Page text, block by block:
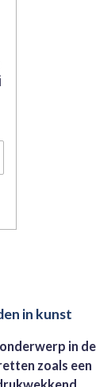
in kunst
in de
zoals een